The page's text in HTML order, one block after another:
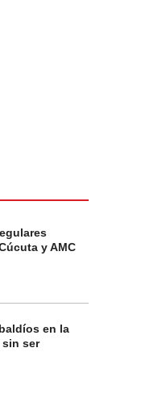
y AMC
en la
sin ser